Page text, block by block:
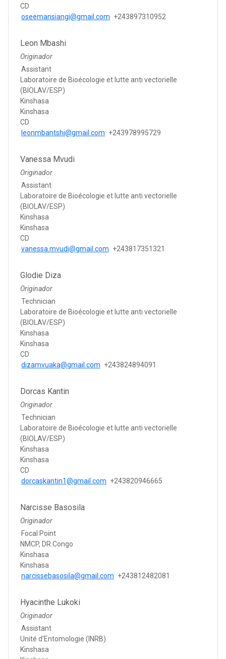
CD
oseemansiangi@gmail.com +243897310952
Leon Mbashi
Originador
Assistant
Laboratoire de Bioécologie et lutte anti vectorielle
(BIOLAV/ESP)
Kinshasa
Kinshasa
CD
leonmbantshi@gmail.com +243978995729
Vanessa Mvudi
Originador
Assistant
Laboratoire de Bioécologie et lutte anti vectorielle
(BIOLAV/ESP)
Kinshasa
Kinshasa
CD
vanessa.mvudi@gmail.com +243817351321
Glodie Diza
Originador
Technician
Laboratoire de Bioécologie et lutte anti vectorielle
(BIOLAV/ESP)
Kinshasa
Kinshasa
CD
dizamvuaka@gmail.com +243824894091
Dorcas Kantin
Originador
Technician
Laboratoire de Bioécologie et lutte anti vectorielle
(BIOLAV/ESP)
Kinshasa
Kinshasa
CD
dorcaskantin1@gmail.com +243820946665
Narcisse Basosila
Originador
Focal Point
NMCP, DR.Congo
Kinshasa
Kinshasa
narcissebasosila@gmail.com +243812482081
Hyacinthe Lukoki
Originador
Assistant
Unité d'Entomologie (INRB)
Kinshasa